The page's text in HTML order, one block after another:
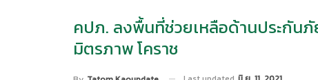
คปภ. ลงพื้นที่ช่วยเหลือด้านประกั
มิตรภาพ โคราช